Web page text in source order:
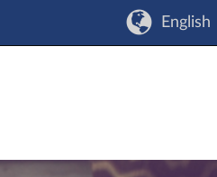
English